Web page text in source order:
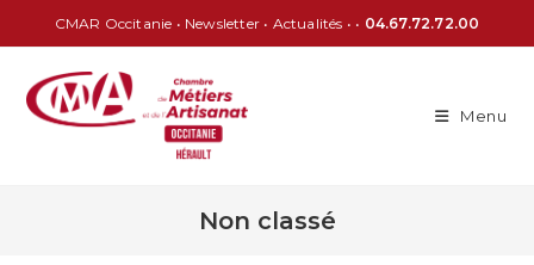
CMAR Occitanie • Newsletter • Actualités • • 04.67.72.72.00
Menu
Non classé